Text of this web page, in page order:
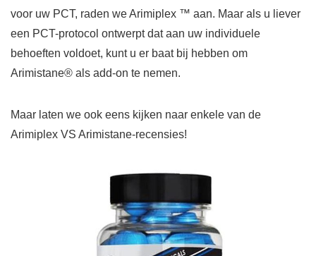
voor uw PCT, raden we Arimiplex ™ aan. Maar als u liever
een PCT-protocol ontwerpt dat aan uw individuele
behoeften voldoet, kunt u er baat bij hebben om
Arimistane® als add-on te nemen.
Maar laten we ook eens kijken naar enkele van de
Arimiplex VS Arimistane-recensies!